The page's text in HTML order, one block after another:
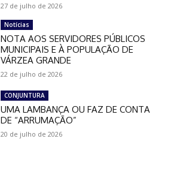
27 de julho de 2026
Notícias
NOTA AOS SERVIDORES PÚBLICOS
MUNICIPAIS E À POPULAÇÃO DE
VÁRZEA GRANDE
22 de julho de 2026
CONJUNTURA
UMA LAMBANÇA OU FAZ DE CONTA
DE “ARRUMAÇÃO”
20 de julho de 2026